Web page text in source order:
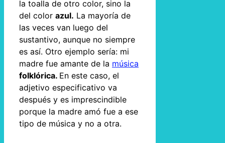
la toalla de otro color, sino la
del color azul. La mayoría de
las veces van luego del
sustantivo, aunque no siempre
es así. Otro ejemplo sería: mi
madre fue amante de la música
folklórica. En este caso, el
adjetivo especificativo va
después y es imprescindible
porque la madre amó fue a ese
tipo de música y no a otra.